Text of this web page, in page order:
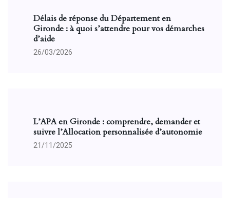
Délais de réponse du Département en
Gironde : à quoi s’attendre pour vos démarches
d’aide
26/03/2026
L’APA en Gironde : comprendre, demander et
suivre l’Allocation personnalisée d’autonomie
21/11/2025